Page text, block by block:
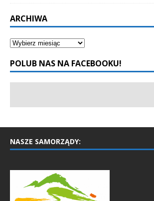
ARCHIWA
POLUB NAS NA FACEBOOKU!
NASZE SAMORZĄDY: